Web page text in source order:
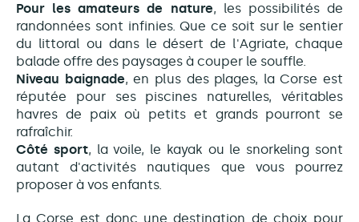
Pour les amateurs de nature, les possibilités de
randonnées sont infinies. Que ce soit sur le sentier
du littoral ou dans le désert de l'Agriate, chaque
balade offre des paysages à couper le souffle.
Niveau baignade, en plus des plages, la Corse est
réputée pour ses piscines naturelles, véritables
havres de paix où petits et grands pourront se
rafraîchir.
Côté sport, la voile, le kayak ou le snorkeling sont
autant d'activités nautiques que vous pourrez
proposer à vos enfants.
La Corse est donc une destination de choix pour